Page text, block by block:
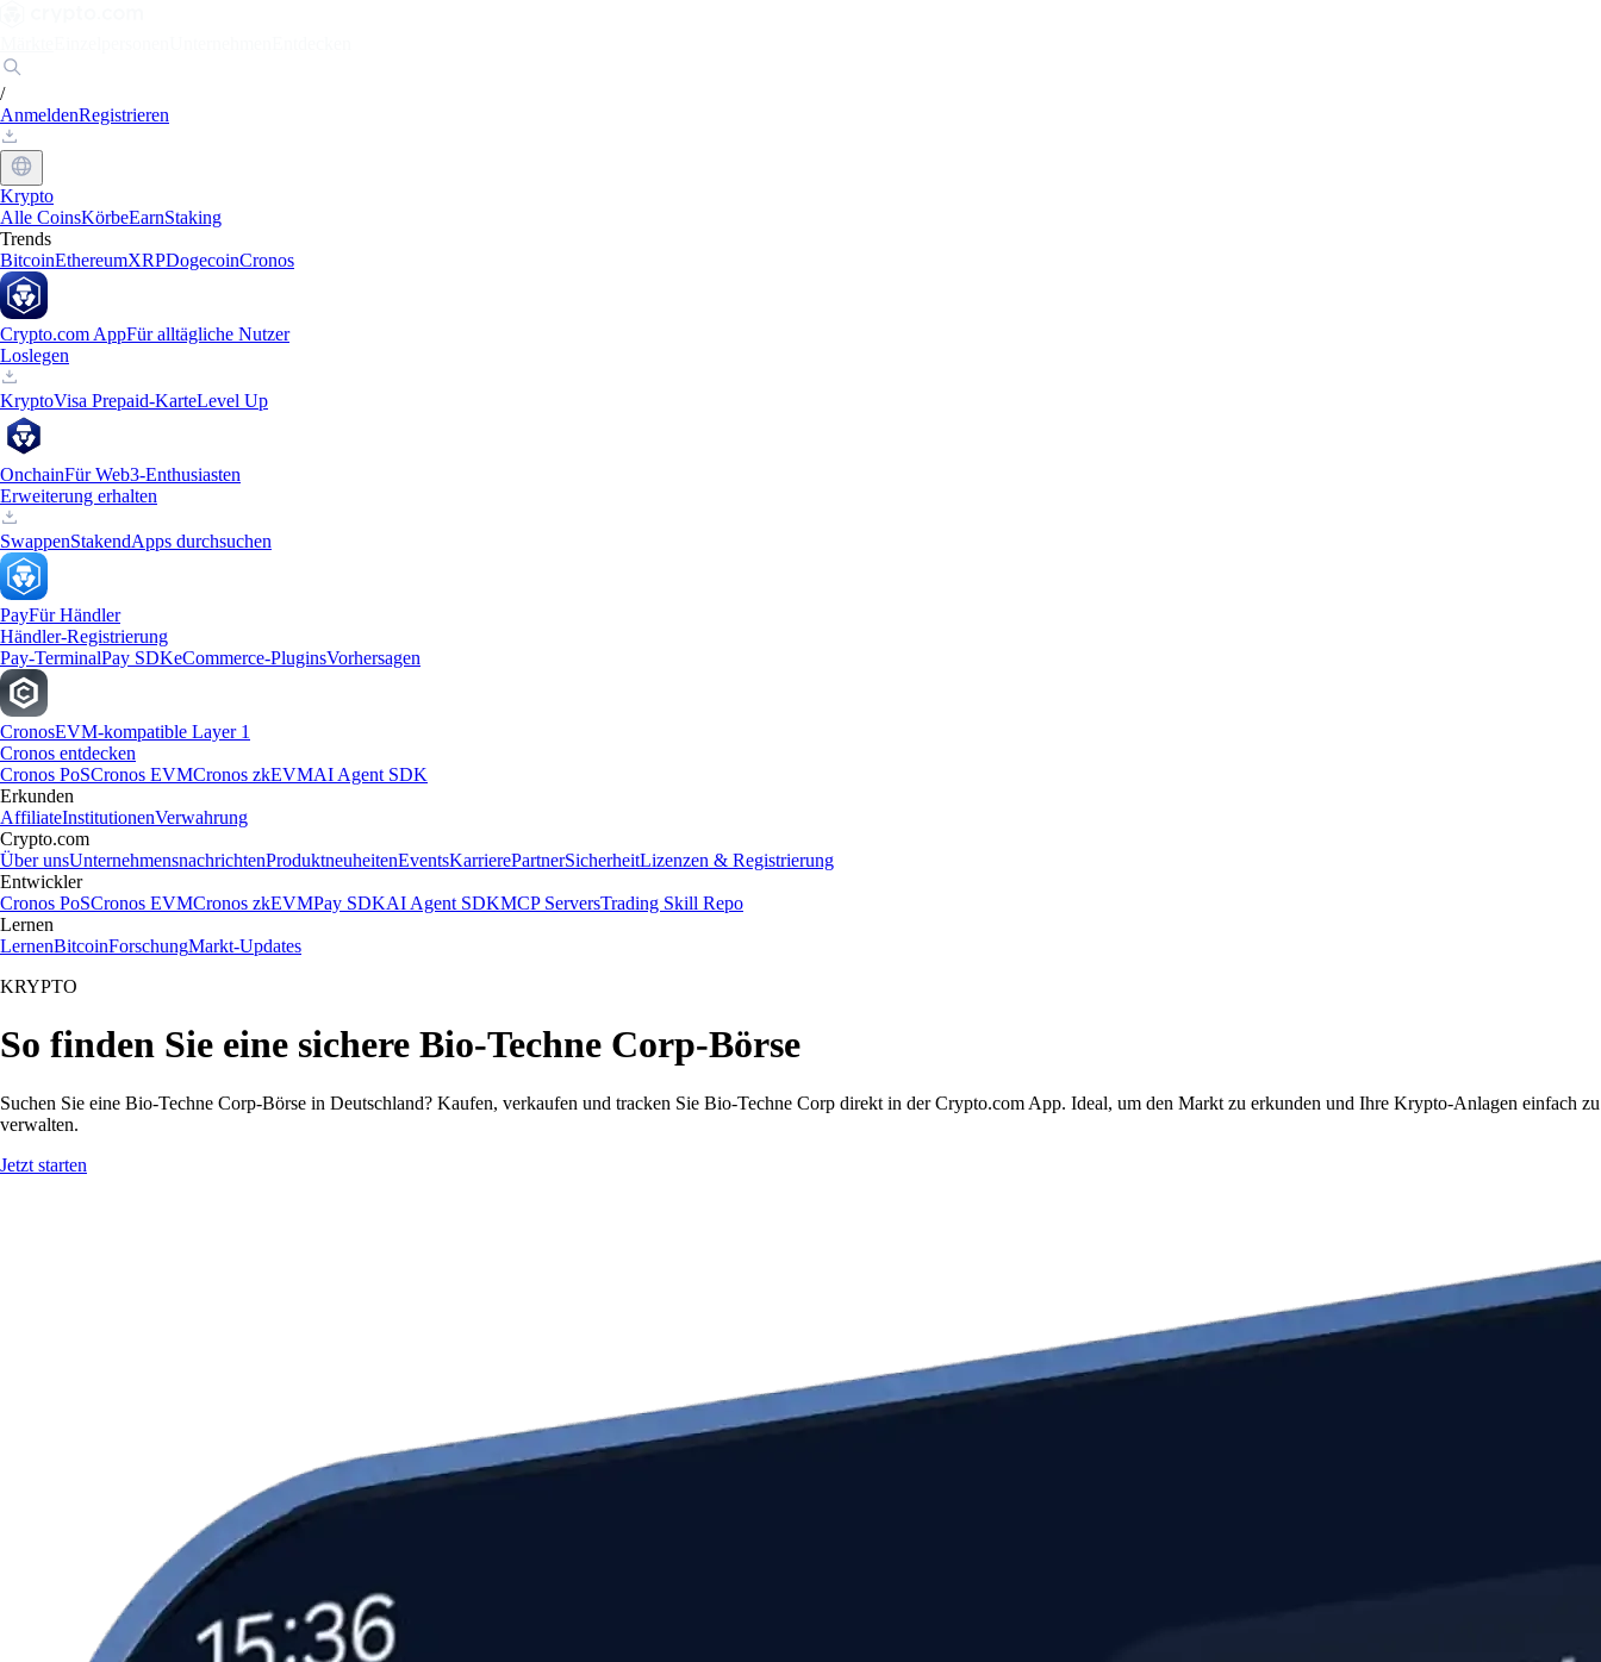
/
AnmeldenRegistrieren
Krypto
Alle CoinsKörbeEarnStaking
Trends
BitcoinEthereumXRPDogecoinCronos
Crypto.com AppFür alltägliche Nutzer
Loslegen
KryptoVisa Prepaid-KarteLevel Up
OnchainFür Web3-Enthusiasten
Erweiterung erhalten
SwappenStakendApps durchsuchen
PayFür Händler
Händler-Registrierung
Pay-TerminalPay SDKeCommerce-PluginsVorhersagen
CronosEVM-kompatible Layer 1
Cronos entdecken
Cronos PoSCronos EVMCronos zkEVMAI Agent SDK
Erkunden
AffiliateInstitutionenVerwahrung
Crypto.com
Über unsUnternehmensnachrichtenProduktneuheitenEventsKarrierePartnerSicherheitLizenzen & Registrierung
Entwickler
Cronos PoSCronos EVMCronos zkEVMPay SDKAI Agent SDKMCP ServersTrading Skill Repo
Lernen
LernenBitcoinForschungMarkt-Updates
KRYPTO
So finden Sie eine sichere Bio-Techne Corp-Börse
Suchen Sie eine Bio-Techne Corp-Börse in Deutschland? Kaufen, verkaufen und tracken Sie Bio-Techne Corp direkt in der Crypto.com App. Ideal, um den Markt zu erkunden und Ihre Krypto-Anlagen einfach zu
verwalten.
Jetzt starten